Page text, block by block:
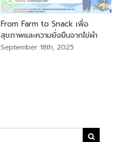
From Farm to Snack เพื่อ
สุขภาพและความยั่งยืนจากไข่ผำ
September 18th, 2025